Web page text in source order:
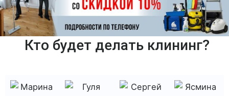
Кто будет делать клининг?